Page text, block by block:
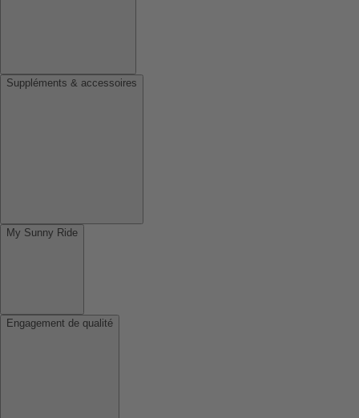
Suppléments & accessoires
My Sunny Ride
Engagement de qualité